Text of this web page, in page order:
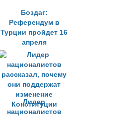
Боздаг:
Референдум в
Турции пройдет 16
апреля
Лидер
националистов